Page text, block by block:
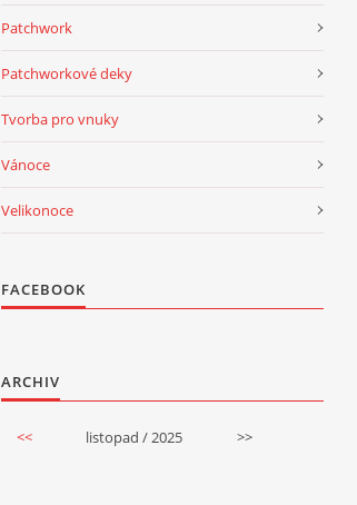
Patchwork
Patchworkové deky
Tvorba pro vnuky
Vánoce
Velikonoce
FACEBOOK
ARCHIV
<< listopad / 2025 >>